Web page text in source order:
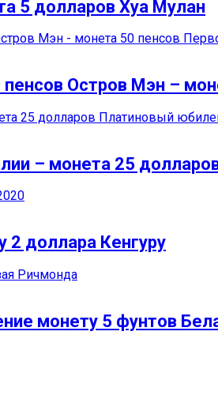
5 долларов Хуа Мулан
Остров Мэн –
– монета 25
2 доллара Кенгуру
монету 5 фунтов